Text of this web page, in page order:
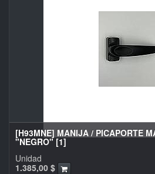
[H93MNE] MANIJA / PICAPORTE
"NEGRO" [1]
1.385,00 $
Unidad